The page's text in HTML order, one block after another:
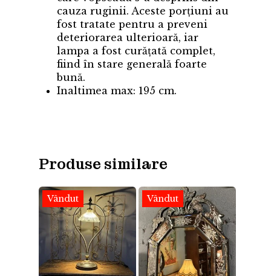
cauza ruginii. Aceste porțiuni au
fost tratate pentru a preveni
deteriorarea ulterioară, iar
lampa a fost curățată complet,
fiind în stare generală foarte
bună.
Inaltimea max: 195 cm.
Produse similare
Vândut Vândut